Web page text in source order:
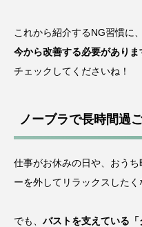
これから紹介するNG習慣に
今から改善する必要がありま
チェックしてくださいね！
ノーブラで長時間過
仕事がお休みの日や、おう
ーを外してリラックスしたく
でも、 バストを支えている